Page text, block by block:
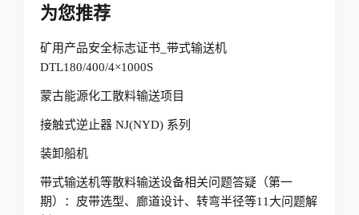
为您推荐
矿用产品安全标志证书_带式输送机
DTL180/400/4×1000S
蒙古能源化工散料输送项目
接触式逆止器 NJ(NYD) 系列
装卸船机
带式输送机等散料输送设备相关问题答疑（第一
期）：皮带选型、廊道设计、转弯半径等11大问题解